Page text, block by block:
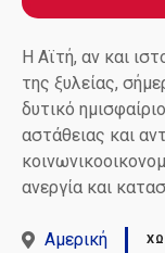
Η Αϊτή, αν και
της ξυλείας,
δυτικό
αστάθειας και
ανεργία και
Αμερική